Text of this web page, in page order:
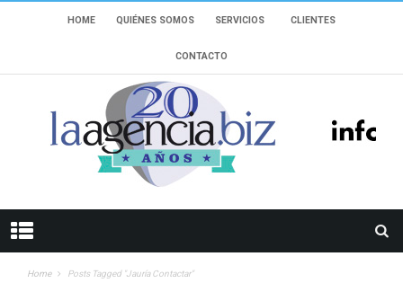
HOME QUIÉNES SOMOS SERVICIOS CLIENTES
CONTACTO
Home Posts Tagged "Jauría Contactar"